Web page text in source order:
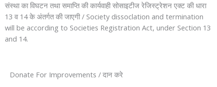
संस्था का विघटन तथा समाप्ति की कार्यवाही सोसाइटीज रेजिस्ट्रेशन एक्ट की धारा
13 व 14 के अंतर्गत की जाएगी / Society dissoclation and termination
will be according to Societies Registration Act, under Section 13
and 14.
Donate For Improvements / दान करे